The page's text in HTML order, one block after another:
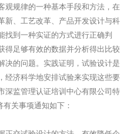
观规律的一种基本手段和方法，在
新、工艺改革、产品开发设计与科
找到一种实证的方式进行正确判
得足够有效的数据并分析得出比较
决的问题。实践证明，试验设计是
经济科学地安排试验来实现这些要
深监管理认证培训中心有限公司特
关事项通知如下：